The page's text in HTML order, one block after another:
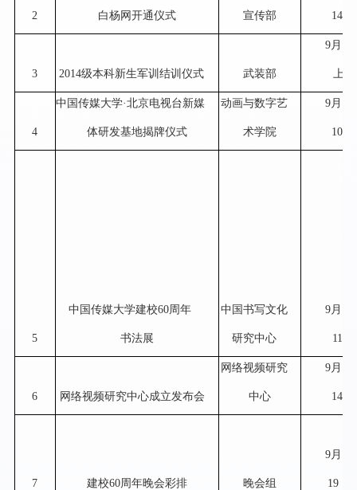
2 白杨网开通仪式 宣传部 14:00
3 2014级本科新生军训结训仪式 武装部
9月
上午
4
中国传媒大学·北京电视台新媒
体研发基地揭牌仪式
动画与数字艺
术学院
9月
10:00
5
中国传媒大学建校60周年
书法展
中国书写文化
研究中心
9月
11:00
6 网络视频研究中心成立发布会
网络视频研究
中心
9月
14:00
7 建校60周年晚会彩排 晚会组
9月
19